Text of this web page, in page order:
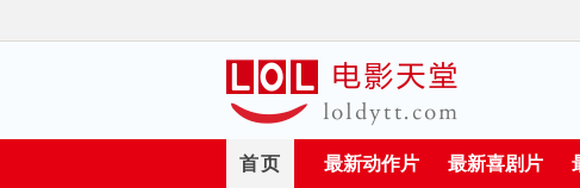
首页 最新动作片 最新喜剧片